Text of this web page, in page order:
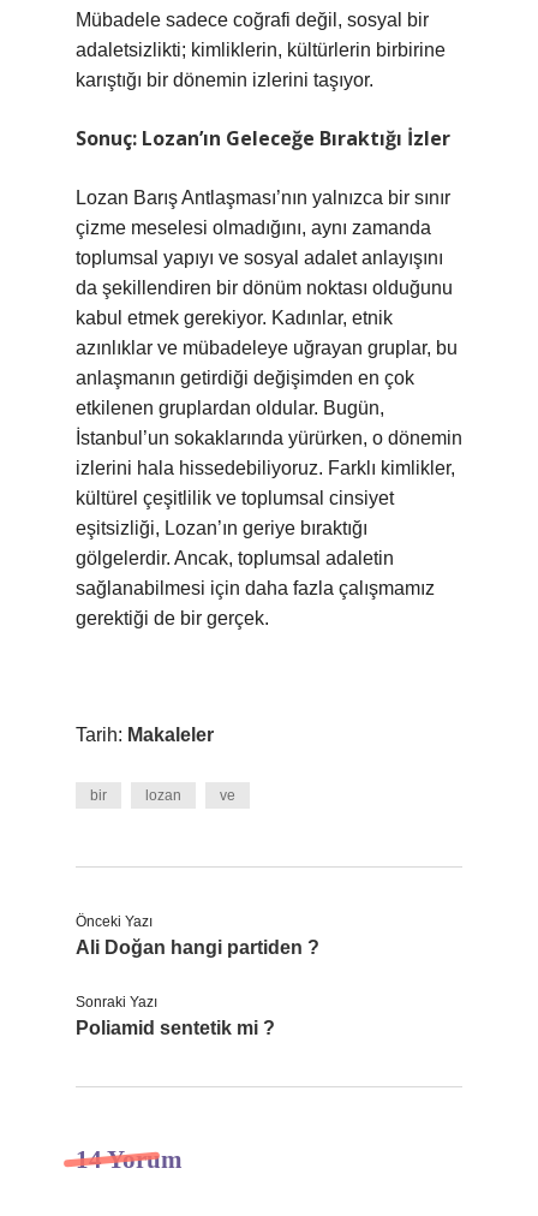
Mübadele sadece coğrafi değil, sosyal bir
adaletsizlikti; kimliklerin, kültürlerin birbirine
karıştığı bir dönemin izlerini taşıyor.
Sonuç: Lozan’ın Geleceğe Bıraktığı İzler
Lozan Barış Antlaşması’nın yalnızca bir sınır
çizme meselesi olmadığını, aynı zamanda
toplumsal yapıyı ve sosyal adalet anlayışını
da şekillendiren bir dönüm noktası olduğunu
kabul etmek gerekiyor. Kadınlar, etnik
azınlıklar ve mübadeleye uğrayan gruplar, bu
anlaşmanın getirdiği değişimden en çok
etkilenen gruplardan oldular. Bugün,
İstanbul’un sokaklarında yürürken, o dönemin
izlerini hala hissedebiliyoruz. Farklı kimlikler,
kültürel çeşitlilik ve toplumsal cinsiyet
eşitsizliği, Lozan’ın geriye bıraktığı
gölgelerdir. Ancak, toplumsal adaletin
sağlanabilmesi için daha fazla çalışmamız
gerektiği de bir gerçek.
Tarih: Makaleler
bir lozan ve
Önceki Yazı
Ali Doğan hangi partiden ?
Sonraki Yazı
Poliamid sentetik mi ?
14 Yorum